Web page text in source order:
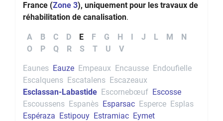
France (Zone 3), uniquement pour les travaux de
réhabilitation de canalisation.
A B C D E F G H I J L M
N
O
P Q R S T U V
Eaunes Eauze Empeaux Encausse Endoufielle
Escalquens Escatalens Escazeaux
Esclassan-Labastide Escornebœuf Escosse
Escoussens Espanès Esparsac Esperce Esplas
Espéraza Estipouy Estramiac Eymet